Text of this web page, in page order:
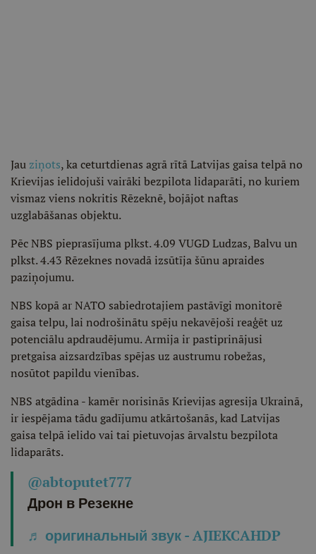
Jau ziņots, ka ceturtdienas agrā rītā Latvijas gaisa telpā no
Krievijas ielidojuši vairāki bezpilota lidaparāti, no kuriem
vismaz viens nokritis Rēzeknē, bojājot naftas
uzglabāšanas objektu.
Pēc NBS pieprasījuma plkst. 4.09 VUGD Ludzas, Balvu un
plkst. 4.43 Rēzeknes novadā izsūtīja šūnu apraides
paziņojumu.
NBS kopā ar NATO sabiedrotajiem pastāvīgi monitorē
gaisa telpu, lai nodrošinātu spēju nekavējoši reaģēt uz
potenciālu apdraudējumu. Armija ir pastiprinājusi
pretgaisa aizsardzības spējas uz austrumu robežas,
nosūtot papildu vienības.
NBS atgādina - kamēr norisinās Krievijas agresija Ukrainā,
ir iespējama tādu gadījumu atkārtošanās, kad Latvijas
gaisa telpā ielido vai tai pietuvojas ārvalstu bezpilota
lidaparāts.
@abtoputet777
Дрон в Резекне
♬ оригинальный звук - AJIEKCAHDP